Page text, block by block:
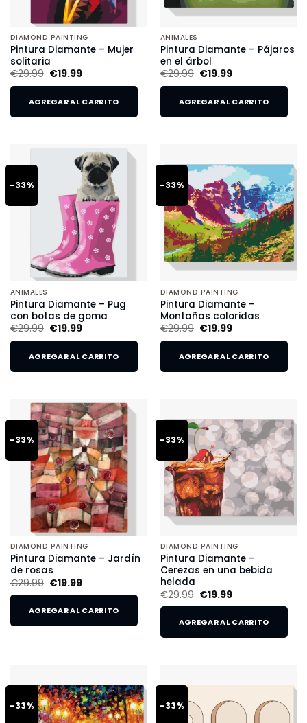
DIAMOND PAINTING
Pintura Diamante – Mujer
solitaria
€29.99 €19.99
AGREGAR AL CARRITO
ANIMALES
Pintura Diamante – Pájaros
en el árbol
€29.99 €19.99
AGREGAR AL CARRITO
-33%
ANIMALES
Pintura Diamante – Pug
con botas de goma
€29.99 €19.99
AGREGAR AL CARRITO
-33%
DIAMOND PAINTING
Pintura Diamante –
Montañas coloridas
€29.99 €19.99
AGREGAR AL CARRITO
-33%
DIAMOND PAINTING
Pintura Diamante – Jardín
de rosas
€29.99 €19.99
AGREGAR AL CARRITO
-33%
DIAMOND PAINTING
Pintura Diamante –
Cerezas en una bebida
helada
€29.99 €19.99
AGREGAR AL CARRITO
-33% -33%